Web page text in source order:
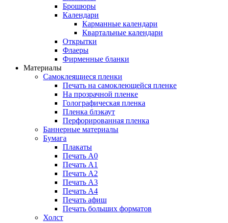
Брошюры
Календари
Карманные календари
Квартальные календари
Открытки
Флаеры
Фирменные бланки
Материалы
Самоклеящиеся пленки
Печать на самоклеющейся пленке
На прозрачной пленке
Голографическая пленка
Пленка блэкаут
Перфорированная пленка
Баннерные материалы
Бумага
Плакаты
Печать А0
Печать А1
Печать А2
Печать А3
Печать А4
Печать афиш
Печать больших форматов
Холст